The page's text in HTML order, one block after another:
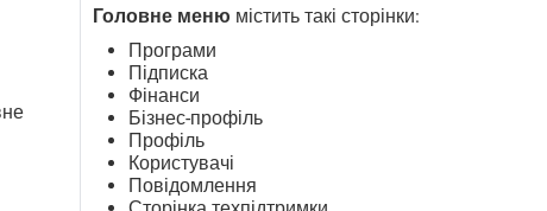
Головне меню містить такі сторінки:
Програми
Підписка
Фінанси
Бізнес-профіль
Профіль
Користувачі
Повідомлення